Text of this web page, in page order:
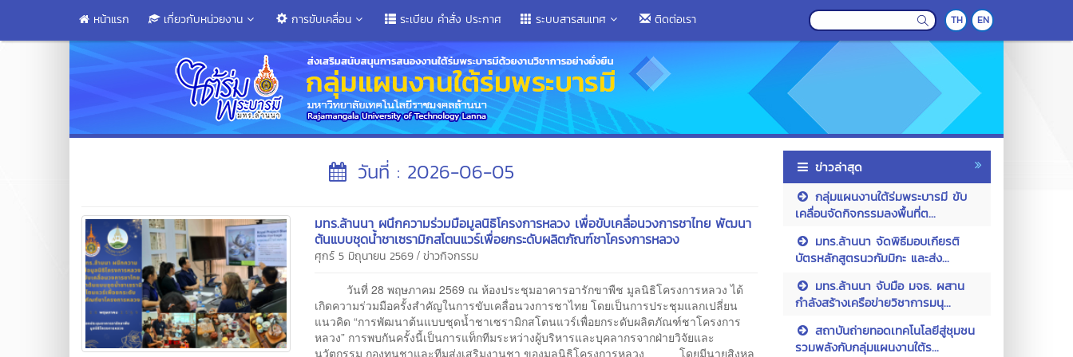
หน้าแรก เกี่ยวกับหน่วยงาน การขับเคลื่อน ระเบียบ คำสั่ง ประกาศ ระบบสารสนเทศ ติดต่อเรา TH EN
วันที่ : 2026-06-05
มทร.ล้านนา ผนึกความร่วมมือมูลนิธิโครงการหลวง เพื่อขับเคลื่อนวงการชาไทย พัฒนา
ต้นแบบชุดน้ำชาเซรามิกสโตนแวร์เพื่อยกระดับผลิตภัณฑ์ชาโครงการหลวง
ศุกร์ 5 มิถุนายน 2569 /ข่าวกิจกรรม
วันที่ 28 พฤษภาคม 2569 ณ ห้องประชุมอาคารอารักขาพืช มูลนิธิโครงการหลวง ได้
เกิดความร่วมมือครั้งสำคัญในการขับเคลื่อนวงการชาไทย โดยเป็นการประชุมแลกเปลี่ยน
แนวคิด “การพัฒนาต้นแบบชุดน้ำชาเซรามิกสโตนแวร์เพื่อยกระดับผลิตภัณฑ์ชาโครงการ
หลวง” การพบกันครั้งนี้เป็นการแท็กทีมระหว่างผู้บริหารและบุคลากรจากฝ่ายวิจัยและ
นวัตกรรม กองทุนชาและทีมส่งเสริมงานชา ของมูลนิธิโครงการหลวง โดยมีนายสิงหล
ข่าวล่าสุด
กลุ่มแผนงานใต้ร่มพระบารมี ขับ
เคลื่อนจัดกิจกรรมลงพื้นที่ต...
มทร.ล้านนา จัดพิธีมอบเกียรติ
บัตรหลักสูตรนวกัมมิกะ และส่ง...
มทร.ล้านนา จับมือ มจธ. ผสาน
กำลังสร้างเครือข่ายวิชาการมนุ...
สถาบันถ่ายทอดเทคโนโลยีสู่ชุมชน
รวมพลังกับกลุ่มแผนงานใต้ร...